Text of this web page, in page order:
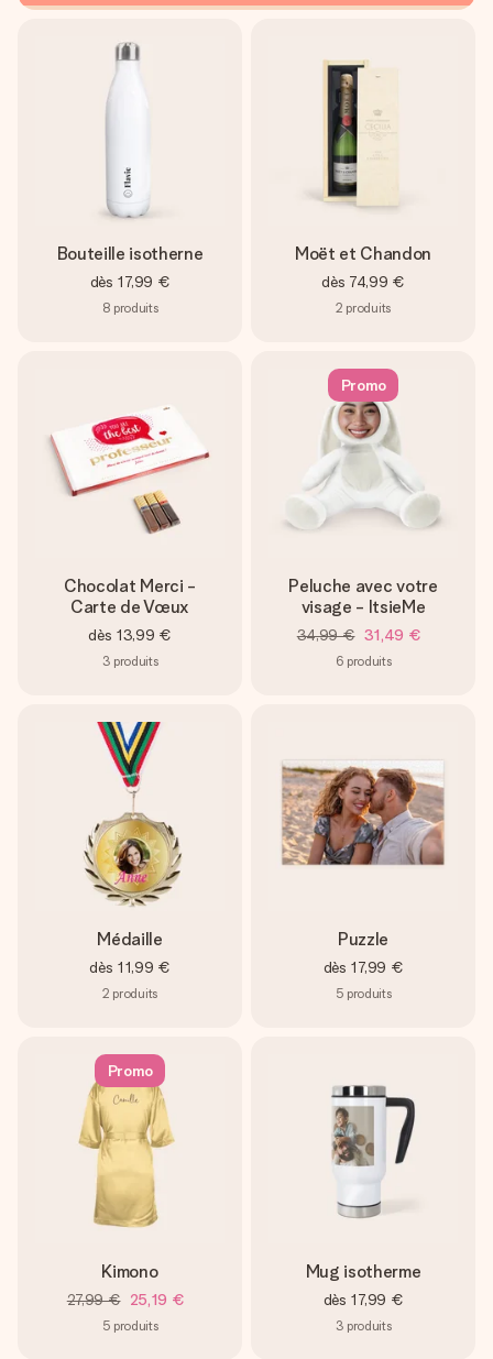
Bouteille isotherne
dès 17,99 €
8 produits
Moët et Chandon
dès 74,99 €
2 produits
Chocolat Merci -
Carte de Vœux
dès 13,99 €
3 produits
Promo
Peluche avec votre
visage - ItsieMe
34,99 € 31,49 €
6 produits
Médaille
dès 11,99 €
2 produits
Puzzle
dès 17,99 €
5 produits
Promo
Kimono
27,99 € 25,19 €
5 produits
Mug isotherme
dès 17,99 €
3 produits